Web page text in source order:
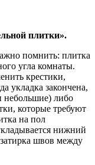
плитки».
помнить: плитка
угла комнаты.
крестики,
укладка закончена,
небольшие) либо
которые требуют
на пол
нижний
швов между